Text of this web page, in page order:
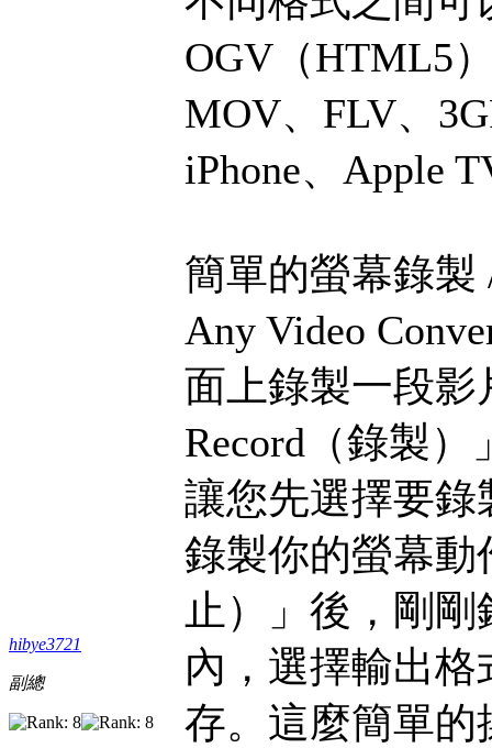
hibye3721
副總
OGV（HTML5
MOV、FLV、
iPhone、Apple
簡單的螢幕錄
Any Video
面上錄製一段影
Record（錄製
讓您先選擇要
錄製你的螢幕動
止）」後，剛
內，選擇輸出
存。這麼簡單